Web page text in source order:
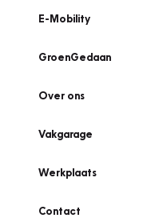
E-Mobility
GroenGedaan
Over ons
Vakgarage
Werkplaats
Contact